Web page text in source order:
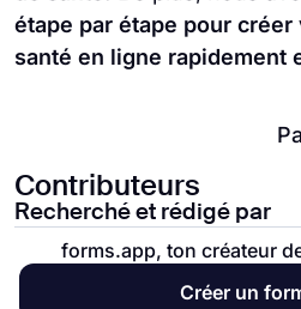
étape par étape pour
santé en ligne rapidement
Contributeurs
Recherché et rédigé par
forms.app, ton créateur
Créer un